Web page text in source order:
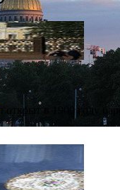
в 1900 году